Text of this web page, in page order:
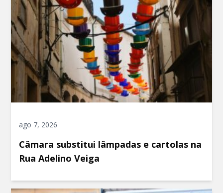
ago 7, 2026
Câmara substitui lâmpadas e cartolas na
Rua Adelino Veiga